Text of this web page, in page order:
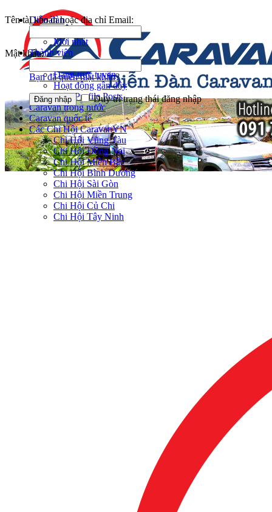
Diễn đàn
Mới nhất
Thành viên
Đang trực tuyến
Hoạt động gần đây
New Profile Posts
Caravan trong nước
Caravan quốc tế
Các Chi Hội CaravanVN
Chi Hội Vũng Tàu
Chi Hội Đồng Nai
Chi Hội Miền Bắc
Chi Hội Bình Dương
Chi Hội Sài Gòn
Chi Hội Miền Trung
Chi Hội Củ Chi
Chi Hội Tây Ninh
Tên tài khoản hoặc địa chỉ Email:
Mật khẩu:
Bạn đã quên mật khẩu?
Duy trì trạng thái đăng nhập